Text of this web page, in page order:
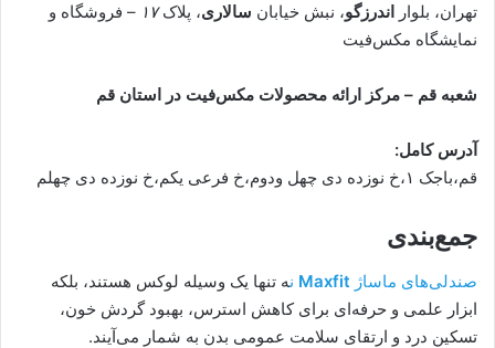
تهران، بلوار
اندرزگو، نبش خیابان سالاری، پلاک۱۷ – فروشگاه و
نمایشگاه مکس‌فیت
شعبه قم – مرکز ارائه محصولات مکس‌فیت در استان قم
آدرس کامل:
قم،باجک ۱،خ نوزده دی چهل ودوم،خ فرعی یکم،خ نوزده دی چهلم
جمع‌بندی
صندلی‌های ماساژ Maxfit نه تنها یک وسیله لوکس هستند، بلکه
ابزار علمی و حرفه‌ای برای کاهش استرس، بهبود گردش خون،
تسکین درد و ارتقای سلامت عمومی بدن به شمار می‌آیند.